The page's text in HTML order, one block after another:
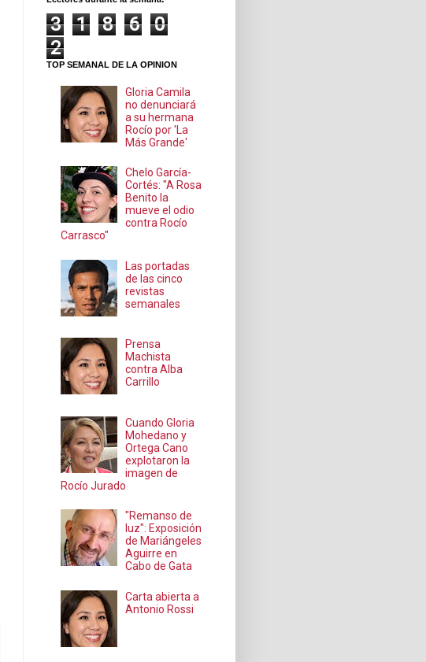
3 1 8 6
0
2
TOP SEMANAL DE LA OPINION
Gloria Camila
no denunciará
a su hermana
Rocío por 'La
Más Grande'
Chelo García-
Cortés: "A Rosa
Benito la
mueve el odio
contra Rocío
Carrasco"
Las portadas
de las cinco
revistas
semanales
Prensa
Machista
contra Alba
Carrillo
Cuando Gloria
Mohedano y
Ortega Cano
explotaron la
imagen de
Rocío Jurado
"Remanso de
luz": Exposición
de Mariángeles
Aguirre en
Cabo de Gata
Carta abierta a
Antonio Rossi